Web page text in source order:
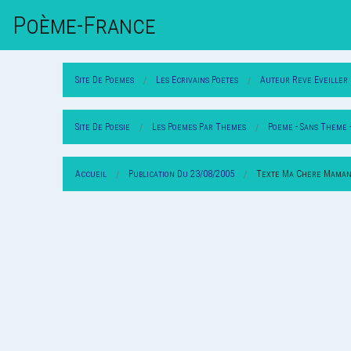
Poème-FrAnce
Site De Poemes Les Ecrivains Poetes Auteur Reve Eveiller
Site De Poesie Les Poemes Par Themes Poeme - Sans Theme -
Accueil Publication Du 23/08/2005 Texte Ma Chere Maman